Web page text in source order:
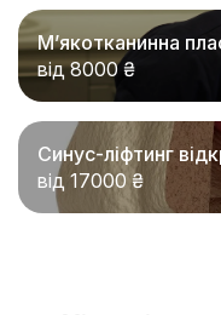
Мʼякотканинна
від 8000 ₴
Синус-ліфтинг
від 17000 ₴